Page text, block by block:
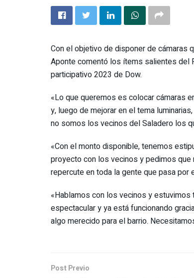
Con el objetivo de disponer de cámaras
Aponte comentó los ítems salientes del
participativo 2023 de Dow.
«Lo que queremos es colocar cámaras
y, luego de mejorar en el tema
no somos los vecinos del Saladero los
«Con el monto disponible, tenemos
proyecto con los vecinos y pedimos que
repercute en toda la gente que pasa por
«Hablamos con los vecinos y
espectacular y ya está funcionando
algo merecido para el barrio.
Post Previo